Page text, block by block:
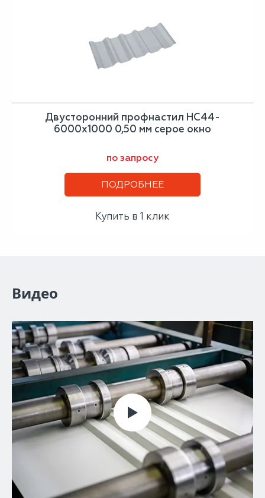
Двусторонний профнастил НС44-
6000х1000 0,50 мм серое окно
по запросу
ПОДРОБНЕЕ
Купить в 1 клик
Видео